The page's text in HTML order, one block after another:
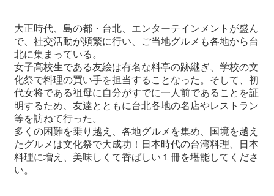
ー
に
つ
い
て
最
新
情
報
と
申
大正時代、島の都・台北、エンターテインメントが盛ん
で、社交活動が頻繁に行い、ご当地グルメも各地から台
北に集まっている。
女子高校生である友絵は有名な料亭の跡継ぎ、学校の文
化祭で料理の買い手を担当することなった。そして、初
代女将である祖母に自分がすでに一人前であることを証
明するため、友達とともに台北各地の名店やレストラン
等を訪ねて行った。
多くの困難を乗り越え、各地グルメを集め、国境を越え
たグルメは文化祭で大成功！日本時代の台湾料理、日本
料理に増え、美味しくて香ばしい１冊を堪能してくださ
い。